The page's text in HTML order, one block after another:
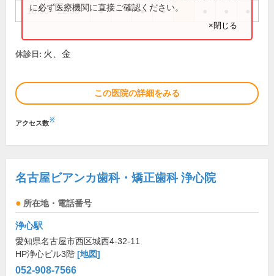
18:00～22:00 ● ● ●
に必ず医療機関に直接ご確認ください。
×閉じる
休診日: 火、金
この医院の詳細をみる
アクセス数※
名古屋ビアンカ歯科・矯正歯科 浄心院
所在地・電話番号
浄心駅
愛知県名古屋市西区城西4-32-11
HP浄心ビル3階 [地図]
052-908-7566